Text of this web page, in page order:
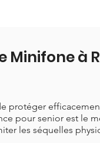
à
protéger
pour senior est le
les séquelles